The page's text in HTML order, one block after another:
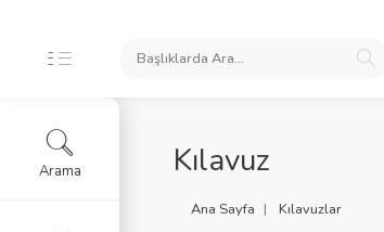
Kılavuz
Ana Sayfa Kılavuzlar
Arama